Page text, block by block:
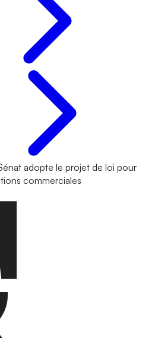
adopte le projet de loi pour
commerciales